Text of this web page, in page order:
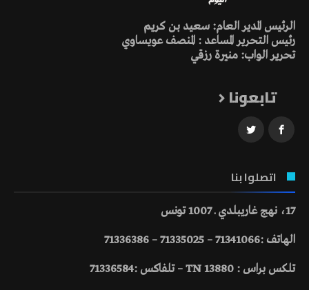
الرئيس المدير العام: سعيد بن كريم
رئيس التحرير المساعد : المنصف عويساوي
تحرير الواب: منيرة رزقي
تابعونا
اتصلوا بنا
17، نهج غاريبلدي ـ 1007 تونس
الهاتف :71341066 – 71335025 – 71336386
تلكس براس : 13880 TN – تلفاكس :71336584